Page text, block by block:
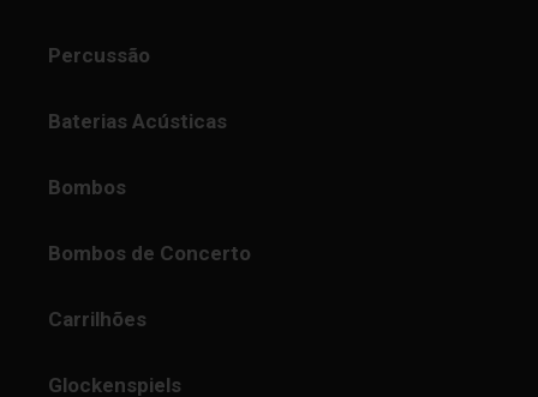
Percussão
Baterias Acústicas
Bombos
Bombos de Concerto
Carrilhões
Glockenspiels